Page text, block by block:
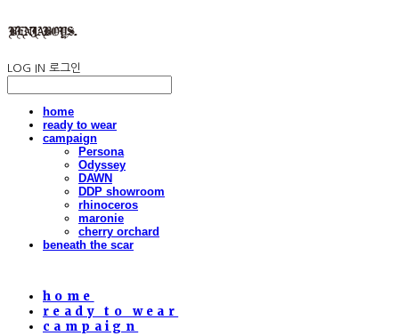
LOG IN 로그인
home
ready to wear
campaign
Persona
Odyssey
DAWN
DDP showroom
rhinoceros
maronie
cherry orchard
beneath the scar
home
ready to wear
campaign